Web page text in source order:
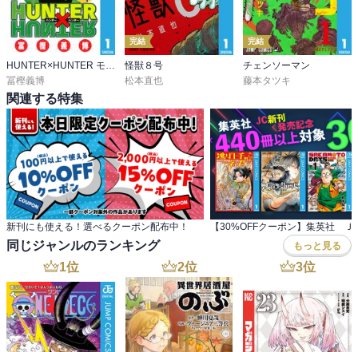
冨樫義博
完結
怪獣８号
松本直也
完結
チェンソーマン
藤本タツキ
関連する特集
新刊にも使える！選べるクーポン配布中！
同じジャンルのランキング もっと見る
1位 2位 3位